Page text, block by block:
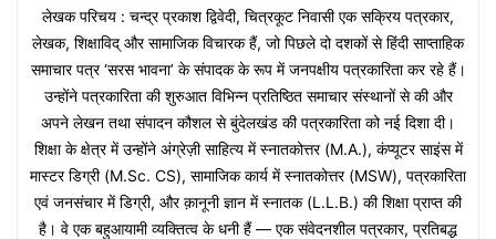
लेखक परिचय : चन्द्र प्रकाश द्विवेदी, चित्रकूट निवासी एक सक्रिय पत्रकार,
लेखक, शिक्षाविद् और सामाजिक विचारक हैं, जो पिछले दो दशकों से हिंदी साप्ताहिक
समाचार पत्र ‘सरस भावना’ के संपादक के रूप में जनपक्षीय पत्रकारिता कर रहे हैं।
उन्होंने पत्रकारिता की शुरुआत विभिन्न प्रतिष्ठित समाचार संस्थानों से की और
अपने लेखन तथा संपादन कौशल से बुंदेलखंड की पत्रकारिता को नई दिशा दी।
शिक्षा के क्षेत्र में उन्होंने अंग्रेज़ी साहित्य में स्नातकोत्तर (M.A.), कंप्यूटर साइंस में
मास्टर डिग्री (M.Sc. CS), सामाजिक कार्य में स्नातकोत्तर (MSW), पत्रकारिता
एवं जनसंचार में डिग्री, और क़ानूनी ज्ञान में स्नातक (L.L.B.) की शिक्षा प्राप्त की
है। वे एक बहुआयामी व्यक्तित्व के धनी हैं — एक संवेदनशील पत्रकार, प्रतिबद्ध